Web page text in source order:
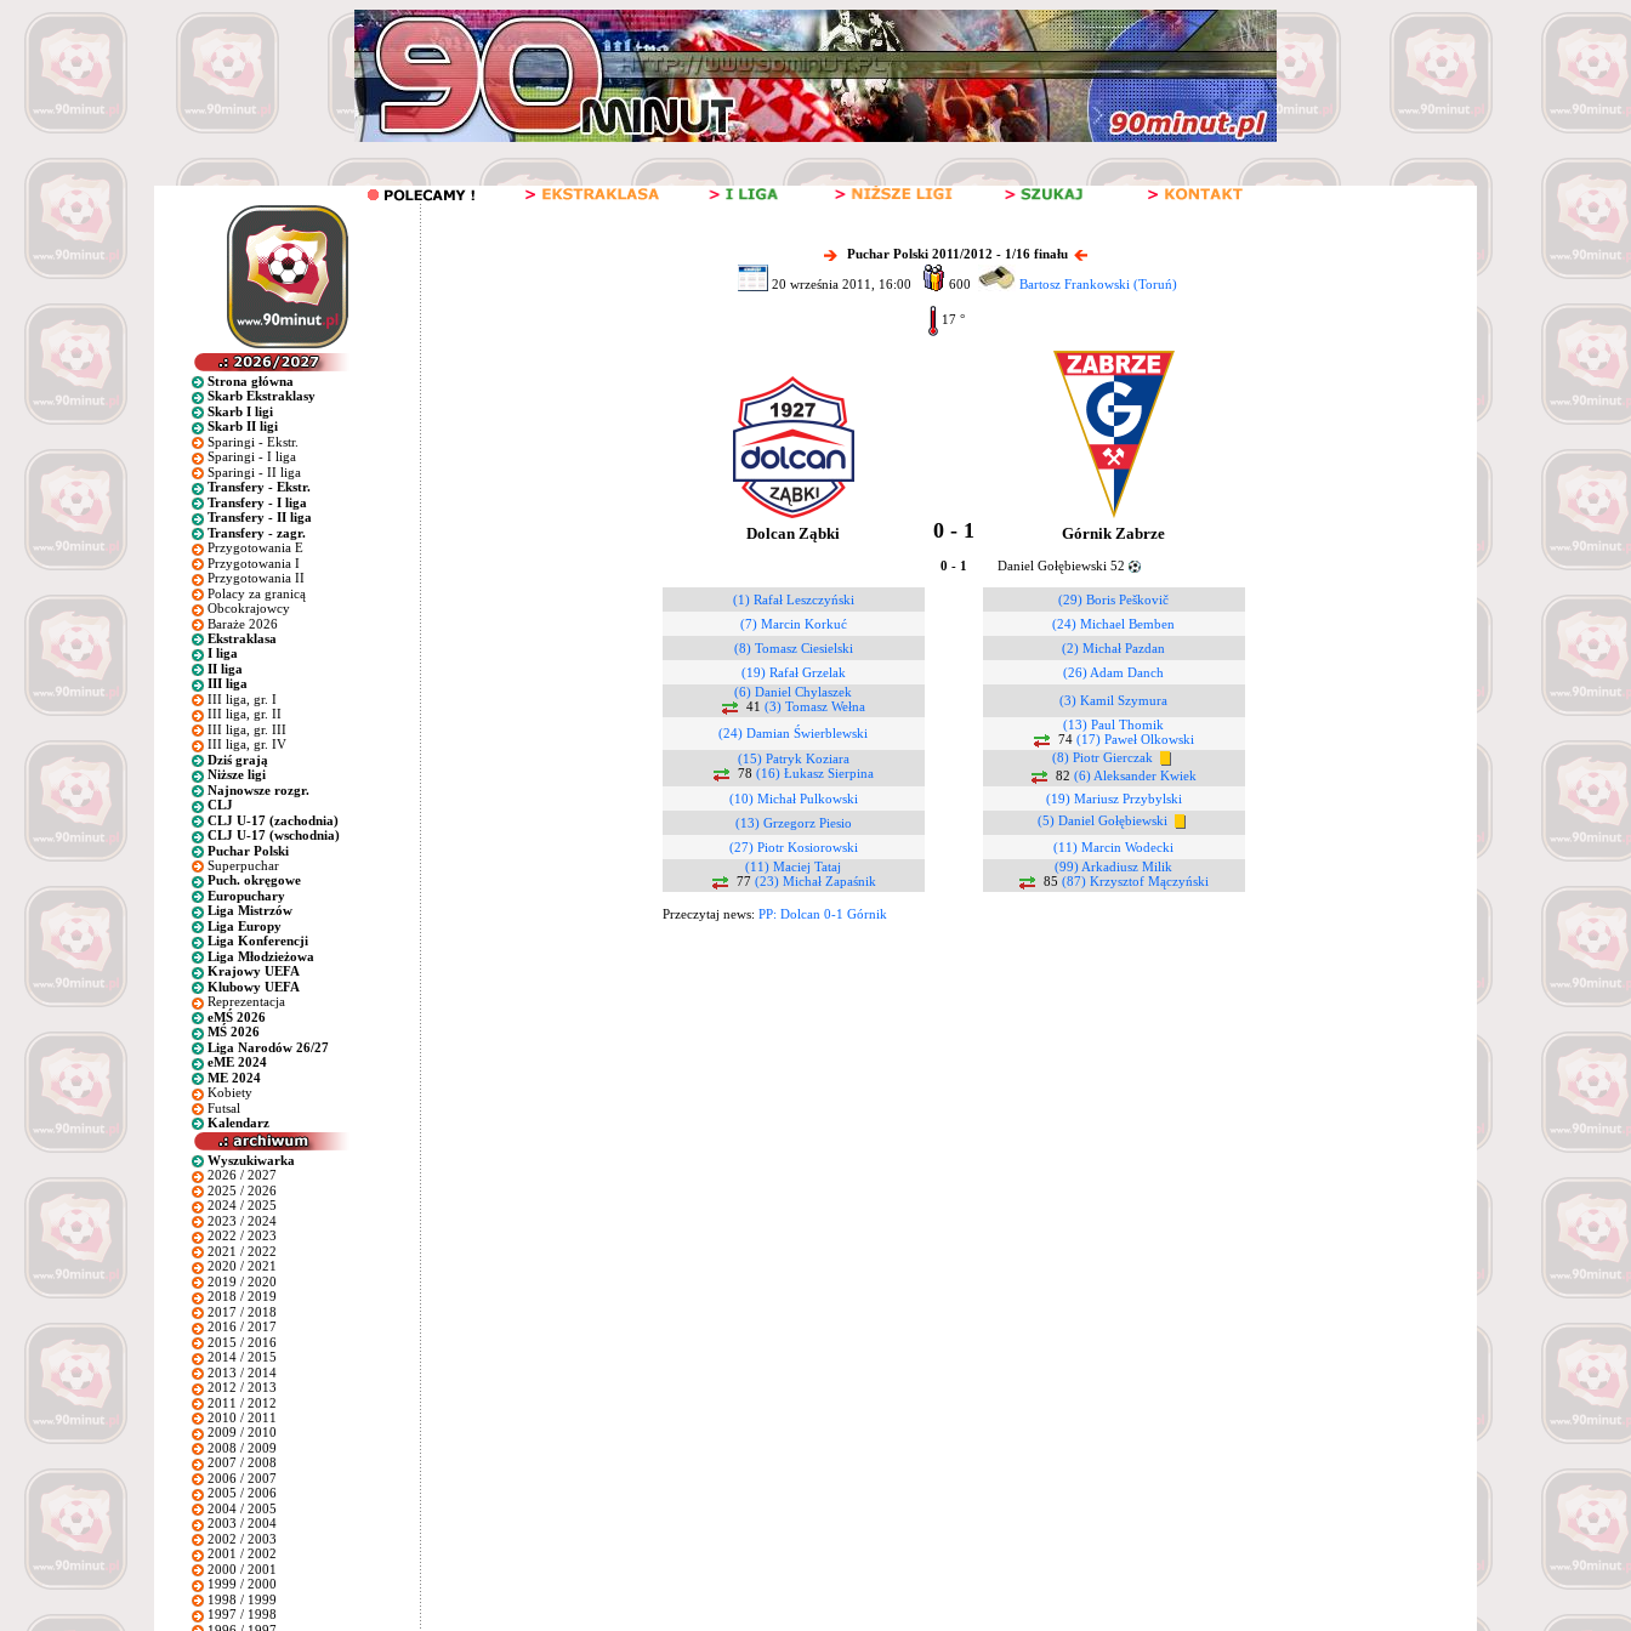
Strona główna
Skarb Ekstraklasy
Skarb I ligi
Skarb II ligi
Sparingi - Ekstr.
Sparingi - I liga
Sparingi - II liga
Transfery - Ekstr.
Transfery - I liga
Transfery - II liga
Transfery - zagr.
Przygotowania E
Przygotowania I
Przygotowania II
Polacy za granicą
Obcokrajowcy
Baraże 2026
Ekstraklasa
I liga
II liga
III liga
III liga, gr. I
III liga, gr. II
III liga, gr. III
III liga, gr. IV
Dziś grają
Niższe ligi
Najnowsze rozgr.
CLJ
CLJ U-17 (zachodnia)
CLJ U-17 (wschodnia)
Puchar Polski
Superpuchar
Puch. okręgowe
Europuchary
Liga Mistrzów
Liga Europy
Liga Konferencji
Liga Młodzieżowa
Krajowy UEFA
Klubowy UEFA
Reprezentacja
eMŚ 2026
MŚ 2026
Liga Narodów 26/27
eME 2024
ME 2024
Kobiety
Futsal
Kalendarz
Wyszukiwarka
2026 / 2027
2025 / 2026
2024 / 2025
2023 / 2024
2022 / 2023
2021 / 2022
2020 / 2021
2019 / 2020
2018 / 2019
2017 / 2018
2016 / 2017
2015 / 2016
2014 / 2015
2013 / 2014
2012 / 2013
2011 / 2012
2010 / 2011
2009 / 2010
2008 / 2009
2007 / 2008
2006 / 2007
2005 / 2006
2004 / 2005
2003 / 2004
2002 / 2003
2001 / 2002
2000 / 2001
1999 / 2000
1998 / 1999
1997 / 1998
Puchar Polski 2011/2012 - 1/16 finału
20 września 2011, 16:00 600 Bartosz Frankowski (Toruń)
17 °
Dolcan Ząbki 0 - 1 Górnik Zabrze
0 - 1 Daniel Gołębiewski 52
(1) Rafał Leszczyński
(29) Boris Peškovič
(7) Marcin Korkuć
(24) Michael Bemben
(8) Tomasz Ciesielski
(2) Michał Pazdan
(19) Rafał Grzelak
(26) Adam Danch
(6) Daniel Chylaszek
41 (3) Tomasz Wełna (3) Kamil Szymura
(24) Damian Świerblewski
(13) Paul Thomik
74 (17) Paweł Olkowski
(15) Patryk Koziara
78 (16) Łukasz Sierpina
(8) Piotr Gierczak
82 (6) Aleksander Kwiek
(10) Michał Pulkowski
(19) Mariusz Przybylski
(13) Grzegorz Piesio
(5) Daniel Gołębiewski
(27) Piotr Kosiorowski
(11) Marcin Wodecki
(11) Maciej Tataj
77 (23) Michał Zapaśnik
(99) Arkadiusz Milik
85 (87) Krzysztof Mączyński
Przeczytaj news: PP: Dolcan 0-1 Górnik